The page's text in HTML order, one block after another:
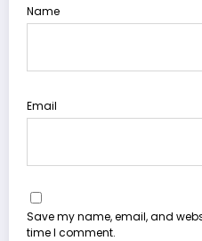
Name
Email
Save my name, email, and
time I comment.